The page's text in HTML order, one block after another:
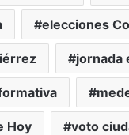
elecciones
jornada
Hoy voto